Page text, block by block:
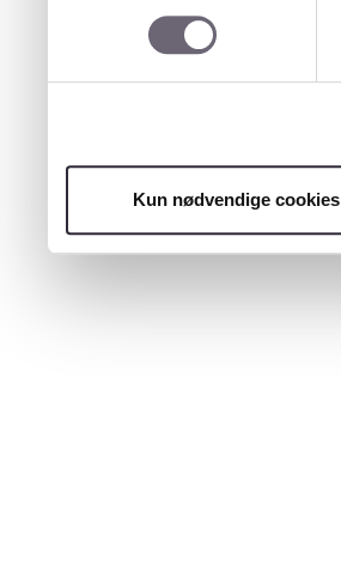
Kun nødvendige cookies